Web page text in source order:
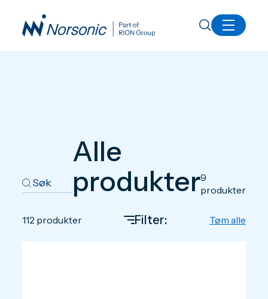
Alle
produkter9
produkter
112 produkter Filter: Tøm alle